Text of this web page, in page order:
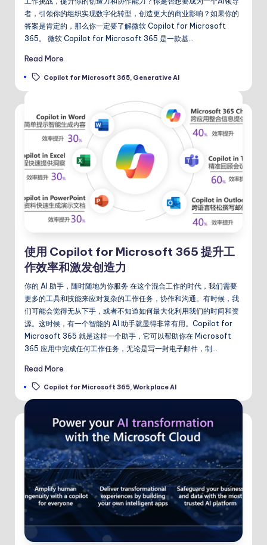
者，引领你的组织实现数字化转型，创造更大的商业影响？如果你的
答案是肯定的，那么你一定要了解微软 Copilot for Microsoft
365。 微软 Copilot for Microsoft 365 是一款基…
Read More
Tags: Copilot for Microsoft 365 Generative AI
使用 Copilot for Microsoft 365 提升工
作效率和激发创造力
你的 AI 助手，随时随地为你服务 在这个混合工作的时代，我们需要
更多的工具和技能来应对复杂的工作任务，协作和沟通。有时候，我
们可能会觉得无从下手，或者不知道如何最大化利用我们的时间和资
源。这时候，有一个智能的 AI 助手就显得非常有用。Copilot for
Microsoft 365 就是这样一个助手，它可以帮助你在 Microsoft
365 应用中完成任何工作任务，无论是写一封电子邮件，制…
Read More
Tags: Copilot for Microsoft 365,Workplace AI